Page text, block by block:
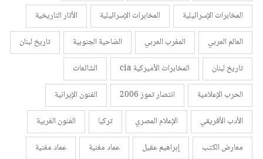
المخابرات الإسرائيلية
المخابرات الإسرائيلية
الأثار التاريخية
العالم العربي
المغرب العربي الضاحية الجنوبية
تاريخ لبنان
تاريخ لبنان
المخابرات الأميركية cia
الشائعات
الحرب الإعلامية
انتصار تموز 2006
الفنون الإيرانية
الأدب الأفريقي
الإعلام المصري تركيا
الفنون الغربية
معارض الكتب
إبراهيم عقيل عماد مغنية
عماد مغنية